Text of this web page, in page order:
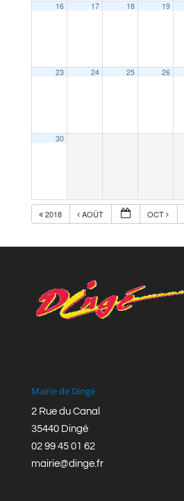
16 17 18 19
23 24 25 26
30
2018 AOÛT OCT
Mairie de Dingé
2 Rue du Canal
35440 Dingé
02 99 45 01 62
mairie@dinge.fr